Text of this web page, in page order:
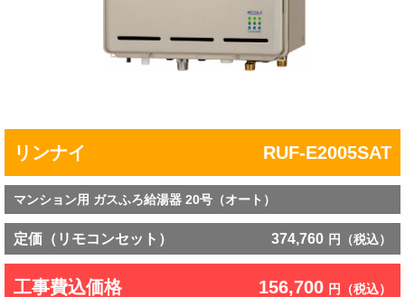
リンナイ RUF-E2005SAT
マンション用 ガスふろ給湯器 20号（オート）
定価（リモコンセット） 374,760 円（税込）
工事費込価格 156,700 円（税込）